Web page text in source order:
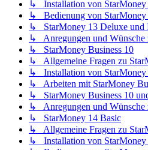
↳ Installation von StarMoney
↳ Bedienung von StarMoney
↳ StarMoney 13 Deluxe und
↳ Anregungen und Wünsche
↳ StarMoney Business 10
↳ Allgemeine Fragen zu
↳ Installation von StarMoney
↳ Arbeiten mit StarMoney
↳ StarMoney Business 10
↳ Anregungen und Wünsche
↳ StarMoney 14 Basic
↳ Allgemeine Fragen zu
↳ Installation von StarMoney